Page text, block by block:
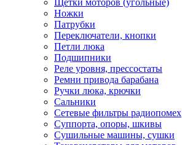
Щетки моторов (угольные)
Ножки
Патрубки
Переключатели, кнопки
Петли люка
Подшипники
Реле уровня, прессостаты
Ремни привода барабана
Ручки люка, крючки
Сальники
Сетевые фильтры радиопомех
Суппорта, опоры, шкивы
Сушильные машины, сушки